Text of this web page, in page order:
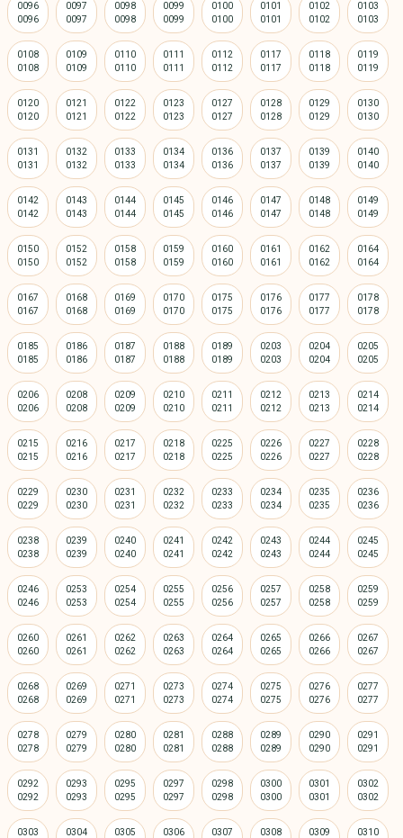
0096 0097 0098 0099 0100 0101 0102 0103
0108 0109 0110 0111 0112 0117 0118 0119
0120 0121 0122 0123 0127 0128 0129 0130
0131 0132 0133 0134 0136 0137 0139 0140
0142 0143 0144 0145 0146 0147 0148 0149
0150 0152 0158 0159 0160 0161 0162 0164
0167 0168 0169 0170 0175 0176 0177 0178
0185 0186 0187 0188 0189 0203 0204 0205
0206 0208 0209 0210 0211 0212 0213 0214
0215 0216 0217 0218 0225 0226 0227 0228
0229 0230 0231 0232 0233 0234 0235 0236
0238 0239 0240 0241 0242 0243 0244 0245
0246 0253 0254 0255 0256 0257 0258 0259
0260 0261 0262 0263 0264 0265 0266 0267
0268 0269 0271 0273 0274 0275 0276 0277
0278 0279 0280 0281 0288 0289 0290 0291
0292 0293 0295 0297 0298 0300 0301 0302
0303 0304 0305 0306 0307 0308 0309 0310